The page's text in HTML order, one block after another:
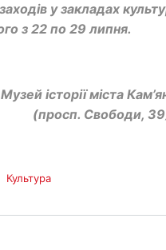
у закладах
з 22 по 29 липня.
Музей історії міста
(просп. Свободи,
Культура